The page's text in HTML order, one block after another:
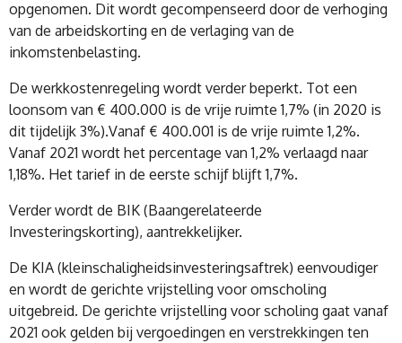
opgenomen. Dit wordt gecompenseerd door de verhoging
van de arbeidskorting en de verlaging van de
inkomstenbelasting.
De werkkostenregeling wordt verder beperkt. Tot een
loonsom van € 400.000 is de vrije ruimte 1,7% (in 2020 is
dit tijdelijk 3%).Vanaf € 400.001 is de vrije ruimte 1,2%.
Vanaf 2021 wordt het percentage van 1,2% verlaagd naar
1,18%. Het tarief in de eerste schijf blijft 1,7%.
Verder wordt de BIK (Baangerelateerde
Investeringskorting), aantrekkelijker.
De KIA (kleinschaligheidsinvesteringsaftrek) eenvoudiger
en wordt de gerichte vrijstelling voor omscholing
uitgebreid. De gerichte vrijstelling voor scholing gaat vanaf
2021 ook gelden bij vergoedingen en verstrekkingen ten